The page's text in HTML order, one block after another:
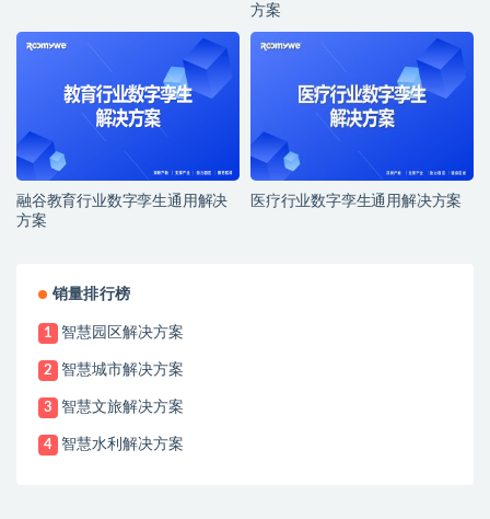
方案
融谷教育行业数字孪生通用解决
方案
医疗行业数字孪生通用解决方案
销量排行榜
1 智慧园区解决方案
2 智慧城市解决方案
3 智慧文旅解决方案
4 智慧水利解决方案